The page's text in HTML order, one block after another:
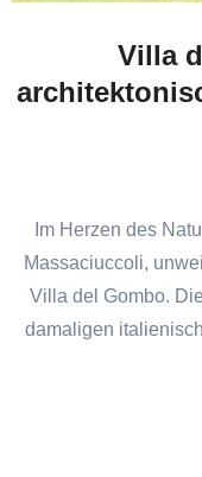
Villa
Im Herzen des
Massaciuccoli,
Villa del Gombo.
damaligen